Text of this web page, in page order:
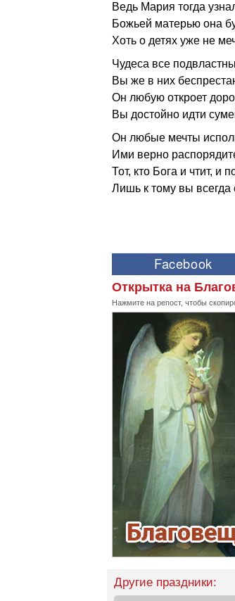
Ведь Мария тогда
Божьей матерью она
Хоть о детях уже не
Чудеса все
Вы же в них
Он любую откроет
Вы достойно идти
Он любые мечты
Ими верно
Тот, кто Бога и чтит, и
Лишь к тому вы всегда
Открытка на
Нажмите на репост, чтобы
Другие праздники: